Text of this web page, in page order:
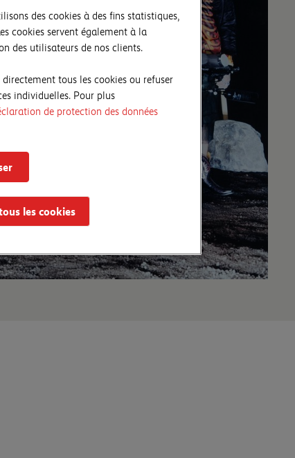
des cookies à des fins statistiques,
cookies servent également à la
des utilisateurs de nos clients.
tous les cookies ou refuser
individuelles. Pour plus
de protection des données
les cookies